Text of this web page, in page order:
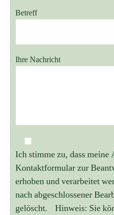
Betreff
Ihre Nachricht
Ich stimme zu, dass meine
Kontaktformular zur
erhoben und verarbeitet
nach abgeschlossener
gelöscht. Hinweis: Sie